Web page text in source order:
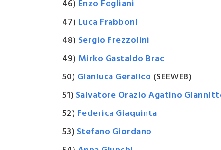
46) Enzo Fogliani
47) Luca Frabboni
48) Sergio Frezzolini
49) Mirko Gastaldo Brac
50) Gianluca Geralico (SEEWEB)
51) Salvatore Orazio Agatino
52) Federica Giaquinta
53) Stefano Giordano